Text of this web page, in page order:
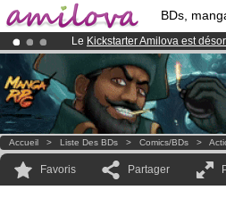
BDs,
Le Kickstarter Amilova est
Déjà 100000membreset 1000
Abonnement premium: à partir
Accueil > Liste Des BDs > Comics/BDs >
Favoris Partager